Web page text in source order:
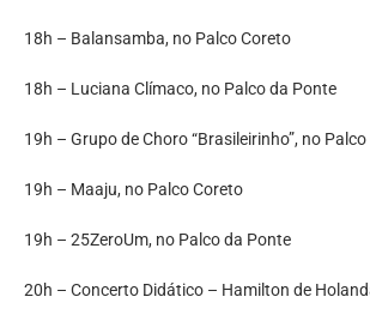
18h – Balansamba, no Palco Coreto
18h – Luciana Clímaco, no Palco da Ponte
19h – Grupo de Choro “Brasileirinho”, no
19h – Maaju, no Palco Coreto
19h – 25ZeroUm, no Palco da Ponte
20h – Concerto Didático – Hamilton de